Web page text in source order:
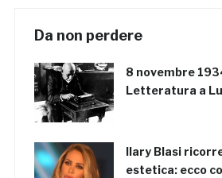
Da non perdere
8 novembre
Letteratura a
Ilary Blasi
estetica: ecco